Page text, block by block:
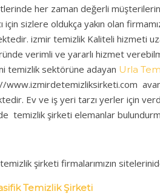
her zaman değerli
için sizlere oldukça yakın olan
izmir temizlik Kaliteli hizmeti
verimli ve yararlı hizmet
temizlik sektörüne adayan Urla
www.izmirdetemizliksirketi.com
Ev ve iş yeri tarzı yerler için
temizlik şirketi elemanlar
şirketi firmalarımızın
Temizlik Şirketi